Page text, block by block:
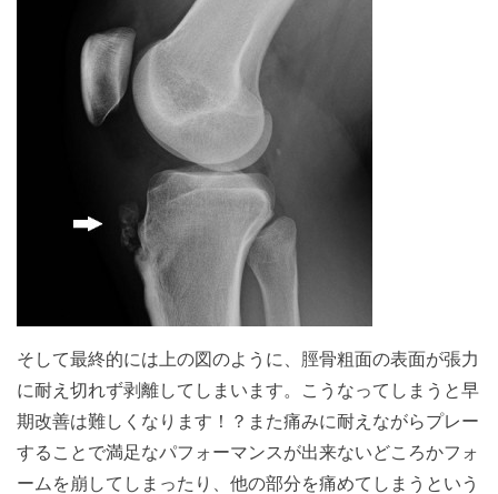
そして最終的には上の図のように、脛骨粗面の表面が張力
に耐え切れず剥離してしまいます。こうなってしまうと早
期改善は難しくなります！？また痛みに耐えながらプレー
することで満足なパフォーマンスが出来ないどころかフォ
ームを崩してしまったり、他の部分を痛めてしまうという